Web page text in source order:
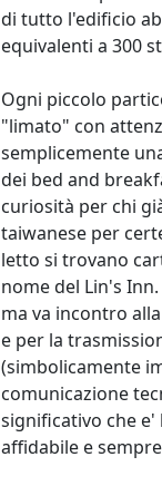
di tutto l'edificio
equivalenti a 300
Ogni piccolo
"limato" con
semplicemente
dei bed and
curiosità per chi
taiwanese per
letto si trovano
nome del Lin's
ma va incontro
e per la
(simbolicamente
comunicazione
significativo che e'
affidabile e